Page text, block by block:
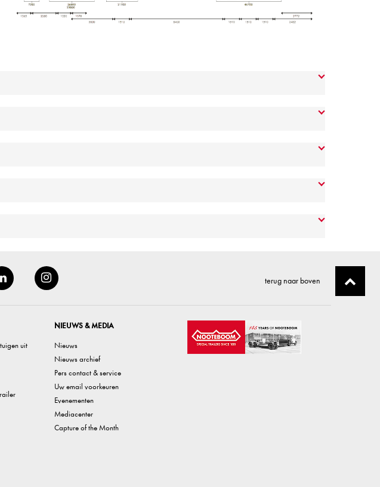
terug naar boven
uit
NIEUWS & MEDIA
Nieuws
Nieuws archief
Pers contact & service
Uw email voorkeuren
Evenementen
Mediacenter
Capture of the Month